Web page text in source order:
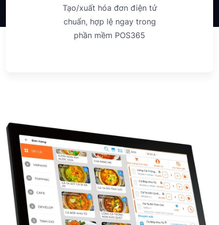
Tạo/xuất hóa đơn điện tử
chuẩn, hợp lệ ngay trong
phần mềm POS365